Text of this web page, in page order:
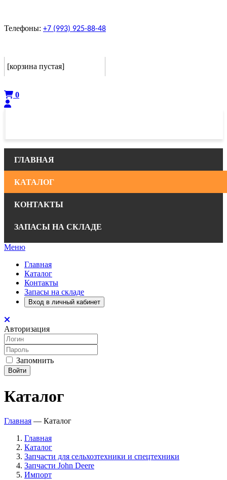
Телефоны: +7 (993) 925-88-48
[корзина пустая]
0
ГЛАВНАЯ
КАТАЛОГ
КОНТАКТЫ
ЗАПАСЫ НА СКЛАДЕ
Меню
Главная
Каталог
Контакты
Запасы на складе
Вход в личный кабинет
Авторизация
Запомнить
Войти
Каталог
Главная — Каталог
Главная
Каталог
Запчасти для сельхозтехники и спецтехники
Запчасти John Deere
Импорт